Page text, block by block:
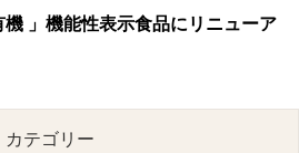
機 」機能性表示食品にリニューア
カテゴリー